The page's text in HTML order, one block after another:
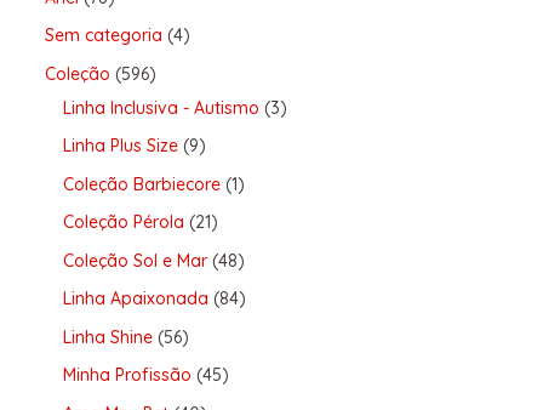
Sem categoria 4
Coleção 596
Linha Inclusiva - Autismo 3
Linha Plus Size 9
Coleção Barbiecore 1
Coleção Pérola 21
Coleção Sol e Mar 48
Linha Apaixonada 84
Linha Shine 56
Minha Profissão 45